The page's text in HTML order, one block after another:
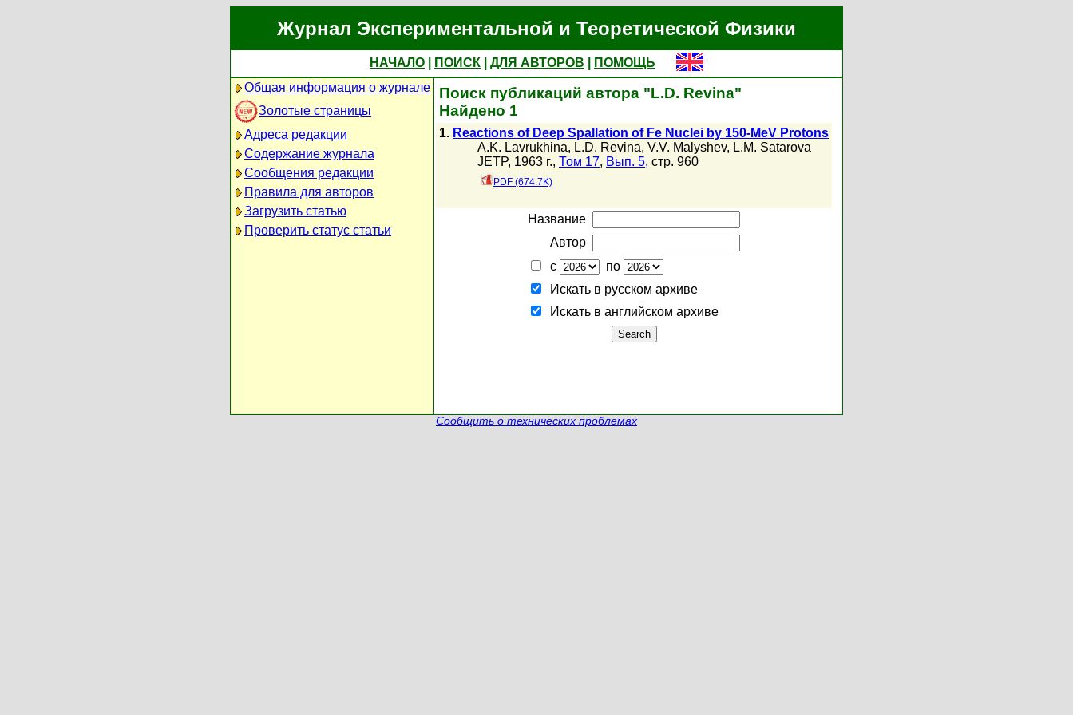
Журнал Экспериментальной и Теоретической Физики
НАЧАЛО ПОИСК ДЛЯ АВТОРОВ
ПОМОЩЬ
Общая информация о журнале
Золотые страницы
Адреса редакции
Содержание журнала
Сообщения редакции
Правила для авторов
Загрузить статью
Проверить статус статьи
Поиск публикаций автора "L.D. Revina"
Найдено 1
1. Reactions of Deep Spallation of Fe Nuclei by 150-MeV Protons
A.K. Lavrukhina, L.D. Revina, V.V. Malyshev, L.M. Satarova
JETP, 1963 г., Том 17, Вып. 5, стр. 960
PDF (674.7K)
Название
Автор
с
по
Искать в русском архиве
Искать в английском архиве
Сообщить о технических проблемах